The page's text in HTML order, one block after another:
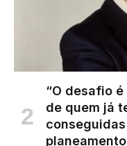
“O desafio
de quem já